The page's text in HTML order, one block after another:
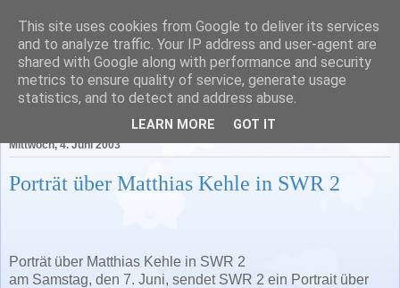
Literatur in Baden-
Württemberg
Mittwoch, 4. Juni 2003
Porträt über Matthias Kehle in SWR 2
Porträt über Matthias Kehle in SWR 2
am Samstag, den 7. Juni, sendet SWR 2 ein Portrait über
This site uses cookies from Google to deliver its services
and to analyze traffic. Your IP address and user-agent are
shared with Google along with performance and security
metrics to ensure quality of service, generate usage
statistics, and to detect and address abuse.
LEARN MORE GOT IT